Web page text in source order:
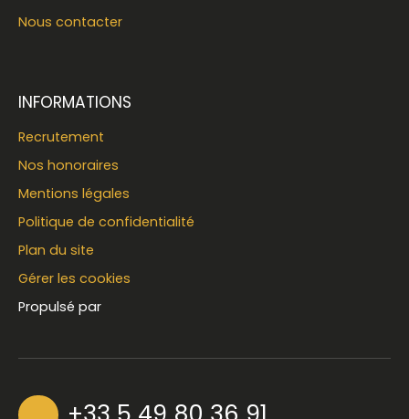
Nous contacter
INFORMATIONS
Recrutement
Nos honoraires
Mentions légales
Politique de confidentialité
Plan du site
Gérer les cookies
Propulsé par